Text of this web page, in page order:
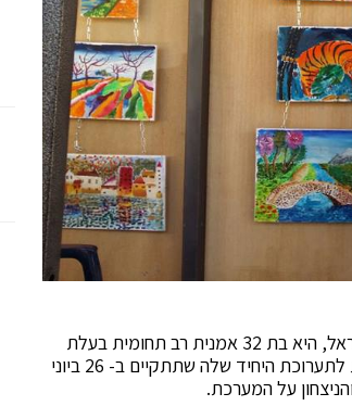
שראל, היא בת 32 אמנית רב תחומית בעלת
היחיד שלה שתתקיים ב- 26
ביוני
על המערכת.